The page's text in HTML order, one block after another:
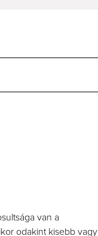
van a
odakint kisebb vagy